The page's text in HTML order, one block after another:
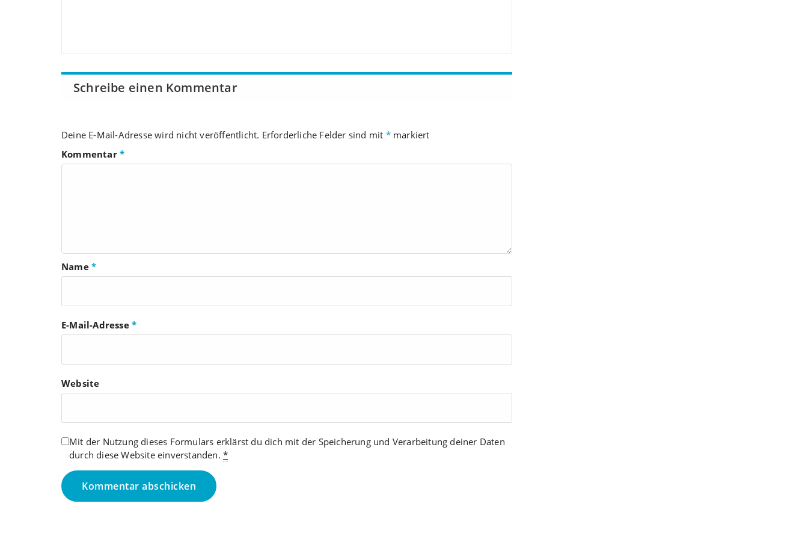
Schreibe einen Kommentar
Deine E-Mail-Adresse wird nicht veröffentlicht. Erforderliche Felder sind mit *markiert
Kommentar *
Name *
E-Mail-Adresse *
Website
Mit der Nutzung dieses Formulars erklärst du dich mit der Speicherung und Verarbeitung deiner Daten
durch diese Website einverstanden. *